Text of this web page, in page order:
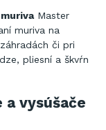
Master
muriva na
či pri
pliesní a škvŕn
vysúšače